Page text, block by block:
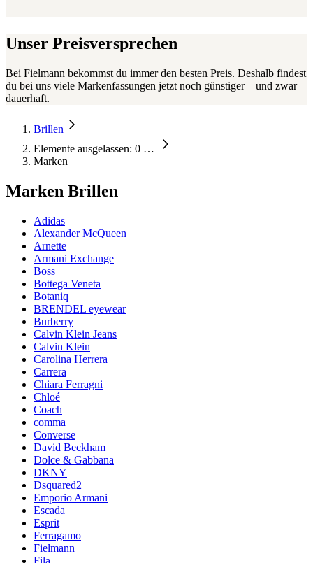
Unser Preisversprechen
Bei Fielmann bekommst du immer den besten Preis. Deshalb findest
du bei uns viele Markenfassungen jetzt noch günstiger – und zwar
dauerhaft.
Brillen
Elemente ausgelassen: 0 …
Marken
Marken Brillen
Adidas
Alexander McQueen
Arnette
Armani Exchange
Boss
Bottega Veneta
Botaniq
BRENDEL eyewear
Burberry
Calvin Klein Jeans
Calvin Klein
Carolina Herrera
Carrera
Chiara Ferragni
Chloé
Coach
comma
Converse
David Beckham
Dolce & Gabbana
DKNY
Dsquared2
Emporio Armani
Escada
Esprit
Ferragamo
Fielmann
Fila